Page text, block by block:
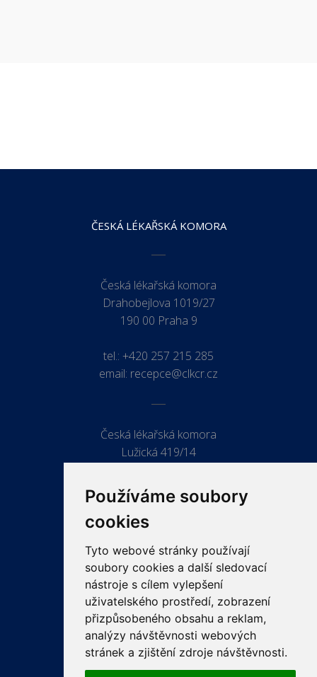
Používáme soubory
cookies
Tyto webové stránky používají
soubory cookies a další sledovací
nástroje s cílem vylepšení
uživatelského prostředí, zobrazení
přizpůsobeného obsahu a reklam,
analýzy návštěvnosti webových
stránek a zjištění zdroje návštěvnosti.
ČESKÁ LÉKAŘSKÁ KOMORA
Česká lékařská komora
Drahobejlova 1019/27
190 00 Praha 9
tel.: +420 257 215 285
email: recepce@clkcr.cz
Česká lékařská komora
Lužická 419/14
ODKAZY
PRO LÉKAŘE
PRO VEŘEJNOST
VZDĚLÁVÁNÍ